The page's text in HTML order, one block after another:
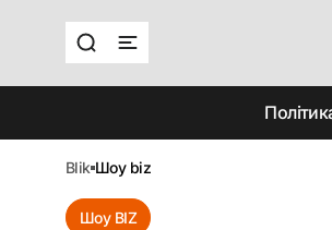
blik шоу biz
Шоу BIZ